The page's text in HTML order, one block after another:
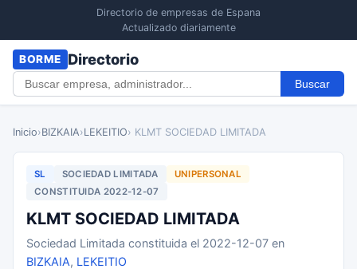
Directorio de empresas de Espana
Actualizado diariamente
BORME Directorio
Buscar
Inicio›BIZKAIA›LEKEITIO› KLMT SOCIEDAD LIMITADA
SL SOCIEDAD LIMITADA
UNIPERSONAL
CONSTITUIDA 2022-12-07
KLMT SOCIEDAD LIMITADA
Sociedad Limitada constituida el 2022-12-07 en
BIZKAIA, LEKEITIO